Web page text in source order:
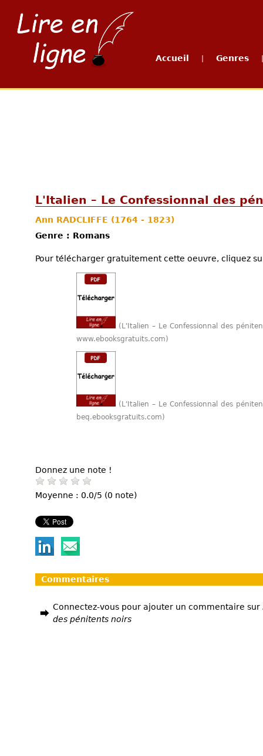
Accueil Genres
L'Italien – Le Confessionnal des
Ann RADCLIFFE (1764 - 1823)
Genre : Romans
Pour télécharger gratuitement cette oeuvre, cliquez
(L'Italien – Le Confessionnal des
www.ebooksgratuits.com)
(L'Italien – Le Confessionnal des
beq.ebooksgratuits.com)
Donnez une note !
Moyenne : 0.0/5 (0 note)
Commentaires
Connectez-vous pour ajouter un commentaire sur
des pénitents noirs